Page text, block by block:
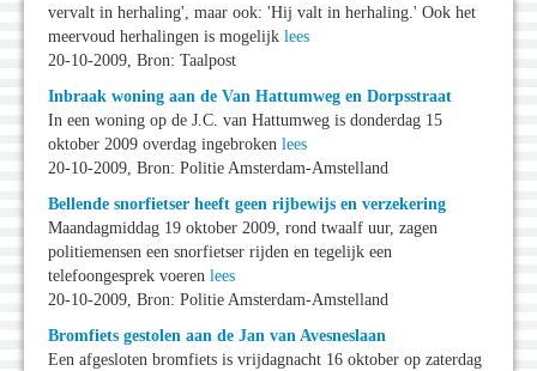
vervalt in herhaling', maar ook: 'Hij valt in herhaling.' Ook het
meervoud herhalingen is mogelijk lees
20-10-2009, Bron: Taalpost
Inbraak woning aan de Van Hattumweg en Dorpsstraat
In een woning op de J.C. van Hattumweg is donderdag 15
oktober 2009 overdag ingebroken lees
20-10-2009, Bron: Politie Amsterdam-Amstelland
Bellende snorfietser heeft geen rijbewijs en verzekering
Maandagmiddag 19 oktober 2009, rond twaalf uur, zagen
politiemensen een snorfietser rijden en tegelijk een
telefoongesprek voeren lees
20-10-2009, Bron: Politie Amsterdam-Amstelland
Bromfiets gestolen aan de Jan van Avesneslaan
Een afgesloten bromfiets is vrijdagnacht 16 oktober op zaterdag